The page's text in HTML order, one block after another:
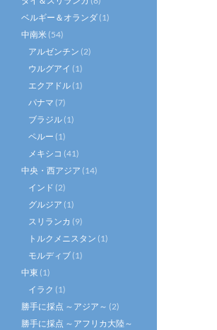
ベルギー＆オランダ (1)
中南米 (54)
アルゼンチン (2)
ウルグアイ (1)
エクアドル (1)
パナマ (7)
ブラジル (1)
ペルー (1)
メキシコ (41)
中央・西アジア (14)
インド (2)
グルジア (1)
スリランカ (9)
トルクメニスタン (1)
モルディブ (1)
中東 (1)
イラク (1)
勝手に採点 ～アジア～ (2)
勝手に採点 ～アフリカ大陸～